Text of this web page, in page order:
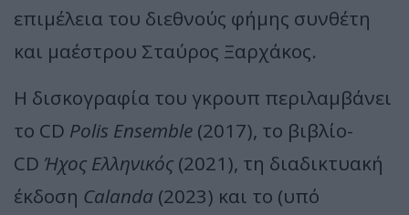
επιμέλεια του διεθνούς φήμης συνθέτη
και μαέστρου Σταύρος Ξαρχάκος.
Η δισκογραφία του γκρουπ περιλαμβάνει
το CD Polis Ensemble (2017), το βιβλίο-
CD Ήχος Ελληνικός (2021), τη διαδικτυακή
έκδοση Calanda (2023) και το (υπό